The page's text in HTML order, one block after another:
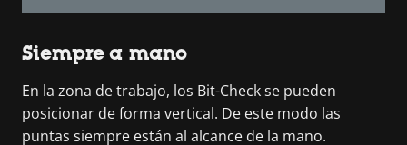
Siempre a mano
En la zona de trabajo, los Bit-Check se pueden
posicionar de forma vertical. De este modo las
puntas siempre están al alcance de la mano.